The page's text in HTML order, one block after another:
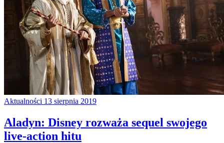
Aktualności 13 sierpnia 2019
Aladyn: Disney rozważa sequel swojego
live-action hitu